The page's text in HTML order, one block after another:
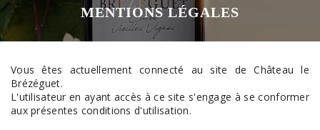
MENTIONS LÉGALES
Vous êtes actuellement connecté au site de Château le
Brézéguet.
L'utilisateur en ayant accès à ce site s'engage à se conformer
aux présentes conditions d'utilisation.